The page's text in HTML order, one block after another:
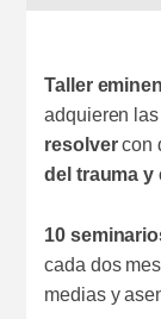
Taller
adquieren
resolvercon
del trauma y
10
cada dos
medias y